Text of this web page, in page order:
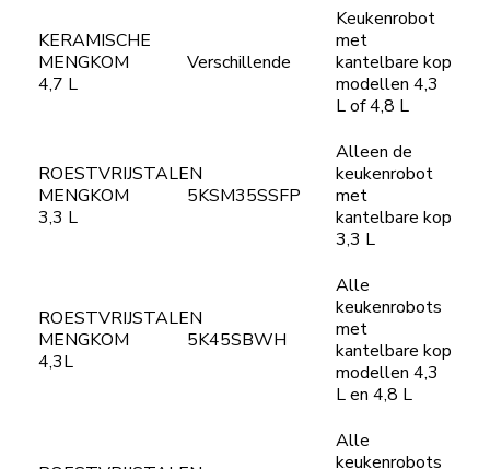
KERAMISCHE
MENGKOM
4,7 L
Verschillende
Keukenrobot
met
kantelbare kop
modellen 4,3
L of 4,8 L
ROESTVRIJSTALEN
MENGKOM
3,3 L
5KSM35SSFP
Alleen de
keukenrobot
met
kantelbare kop
3,3 L
ROESTVRIJSTALEN
MENGKOM
4,3L
5K45SBWH
Alle
keukenrobots
met
kantelbare kop
modellen 4,3
L en 4,8 L
Alle
keukenrobots